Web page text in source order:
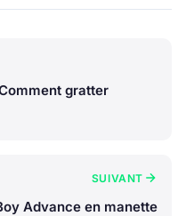
gratter
SUIVANT
Advance en manette